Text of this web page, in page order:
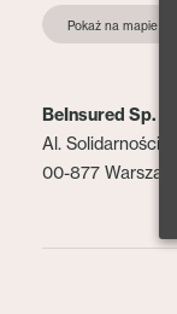
Pokaż na mapie
BeInsured Sp. z
Al. Solidarności
00-877